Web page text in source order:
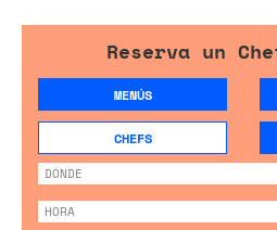
Reserva un
MENÚS
CHEFS